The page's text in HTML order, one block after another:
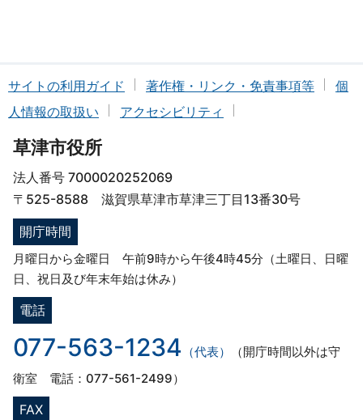
サイトの利用ガイド 著作権・リンク・免責事項等
個
人情報の取扱い
アクセシビリティ
草津市役所
法人番号 7000020252069
〒525-8588 滋賀県草津市草津三丁目13番30号
開庁時間
月曜日から金曜日 午前9時から午後4時45分（土曜日、日曜
日、祝日及び年末年始は休み）
電話
077-563-1234 （代表）
（開庁時間以外は守
衛室 電話：077-561-2499）
FAX